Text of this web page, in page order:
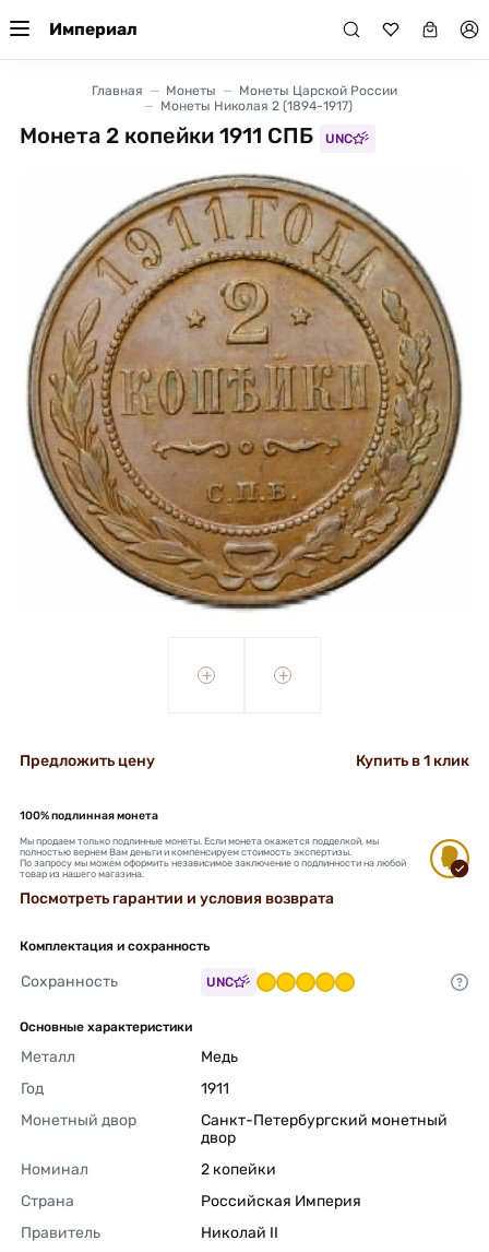
Империал
Главная Монеты
Монеты Царской России
Монеты Николая 2 (1894-1917)
Монета 2 копейки 1911 СПБ UNC
+ +
Предложить цену Купить в 1 клик
100% подлинная монета
Мы продаем только подлинные монеты. Если монета окажется подделкой, мы
полностью вернем Вам деньги и компенсируем стоимость экспертизы.
По запросу мы можем оформить независимое заключение о подлинности на любой
товар из нашего магазина.
Посмотреть гарантии и условия возврата
Комплектация и сохранность
Сохранность UNC
Основные характеристики
Металл
Медь
Год
1911
Монетный двор
Санкт-Петербургский монетный
двор
Номинал
2 копейки
Страна
Российская Империя
Правитель
Николай II